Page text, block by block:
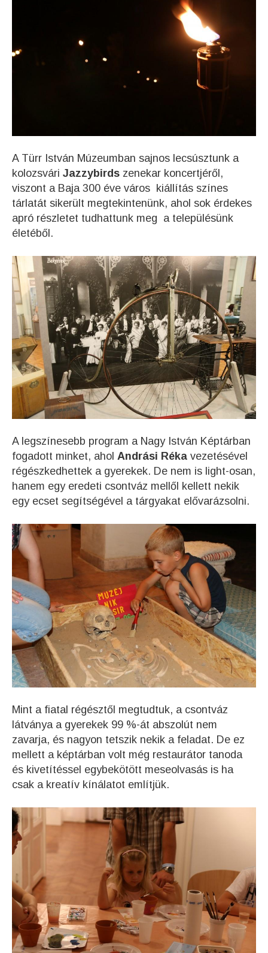
A Türr István Múzeumban sajnos lecsúsztunk a
kolozsvári Jazzybirds zenekar koncertjéről,
viszont a Baja 300 éve város kiállítás színes
tárlatát sikerült megtekintenünk, ahol sok érdekes
apró részletet tudhattunk meg a településünk
életéből.
A legszínesebb program a Nagy István Képtárban
fogadott minket, ahol Andrási Réka vezetésével
régészkedhettek a gyerekek. De nem is light-osan,
hanem egy eredeti csontváz mellől kellett nekik
egy ecset segítségével a tárgyakat elővarázsolni.
Mint a fiatal régésztől megtudtuk, a csontváz
látványa a gyerekek 99 %-át abszolút nem
zavarja, és nagyon tetszik nekik a feladat. De ez
mellett a képtárban volt még restaurátor tanoda
és kivetítéssel egybekötött meseolvasás is ha
csak a kreatív kínálatot említjük.